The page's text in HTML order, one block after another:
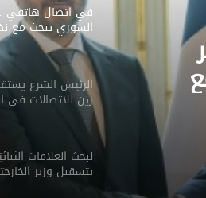
في اتصال هاتفي ..
السوري يبحث مع
التطورات.
الرئيس الشرع
زين للاتصالات في
لبحث العلاقات
يتسقبل وزير